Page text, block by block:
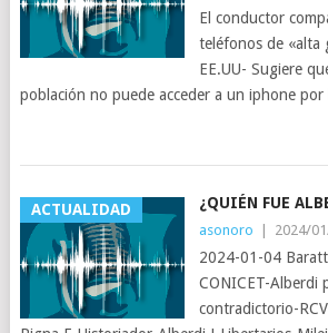
El conductor
teléfonos de «alta
EE.UU- Sugiere
población no puede acceder a un iphone por
ACTUALIDAD ¿QUIÉN FUE
asonoro | 2024/
2024-01-04
CONICET-Alberdi
contradictorio-